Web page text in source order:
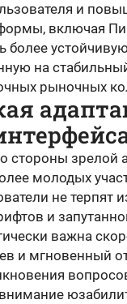
и
включая
более
на
рыночных
стороны зрелой
молодых
не терпят
и
важна
и мгновенный